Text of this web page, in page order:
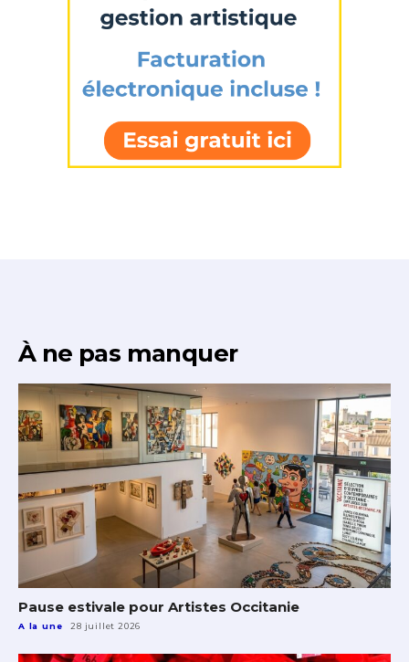
À ne pas manquer
Pause estivale pour Artistes Occitanie
A la une 28 juillet 2026